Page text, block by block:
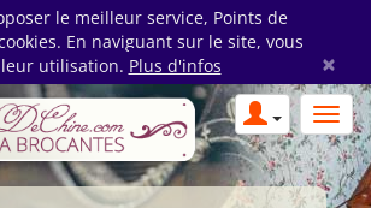
le meilleur service, Points de
En naviguant sur le site, vous
utilisation. Plus d'infos ×